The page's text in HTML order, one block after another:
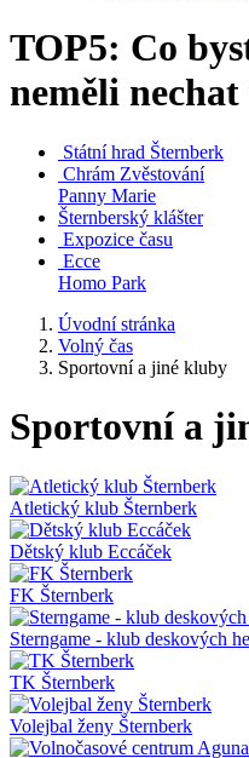
TOP5: Co
neměli
Státní hrad Šternberk
Chrám Zvěstování
Panny Marie
Šternberský klášter
Expozice času
Ecce
Homo Park
Úvodní stránka
Volný čas
Sportovní a jiné kluby
Sportovní a
Atletický klub Šternberk
Dětský klub Eccáček
FK Šternberk
Sterngame - klub deskových
TK Šternberk
Volejbal ženy Šternberk